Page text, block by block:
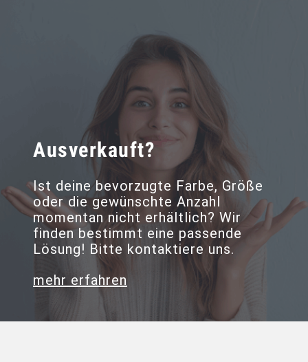
Ausverkauft?
Ist deine bevorzugte Farbe, Größe
oder die gewünschte Anzahl
momentan nicht erhältlich? Wir
finden bestimmt eine passende
Lösung! Bitte kontaktiere uns.
mehr erfahren